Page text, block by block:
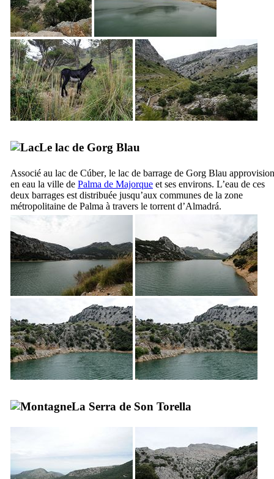
Le lac de Gorg Blau
Associé au lac de Cúber, le lac de barrage de Gorg Blau
en eau la ville de Palma de Majorque et ses environs. L’eau de ces
deux barrages est distribuée jusqu’aux communes de la zone
métropolitaine de Palma à travers le torrent d’Almadrá.
La Serra de Son Torella